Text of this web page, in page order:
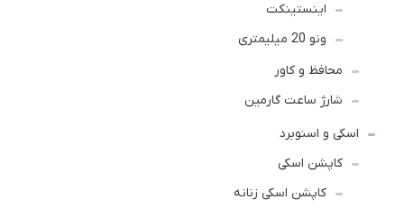
اينستينكت
ونو 20 میلیمتری
محافظ و کاور
شارژ ساعت گارمین
اسکی و اسنوبرد
کاپشن اسکی
کاپشن اسکی زنانه